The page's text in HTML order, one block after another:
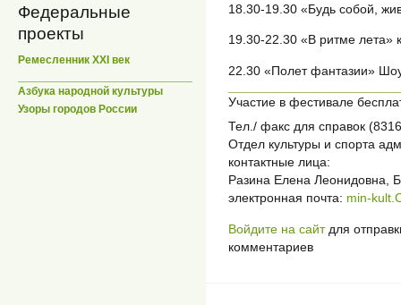
Федеральные
проекты
Ремесленник XXI век
Азбука народной культуры
Узоры городов России
18.30-19.30 «Будь собой,
19.30-22.30 «В ритме лета»
22.30 «Полет фантазии»
Участие в фестивале
Тел./ факс для справок
Отдел культуры и спорта
контактные лица:
Разина Елена Леонидовна,
электронная почта: min-
Войдите на сайтдля
комментариев